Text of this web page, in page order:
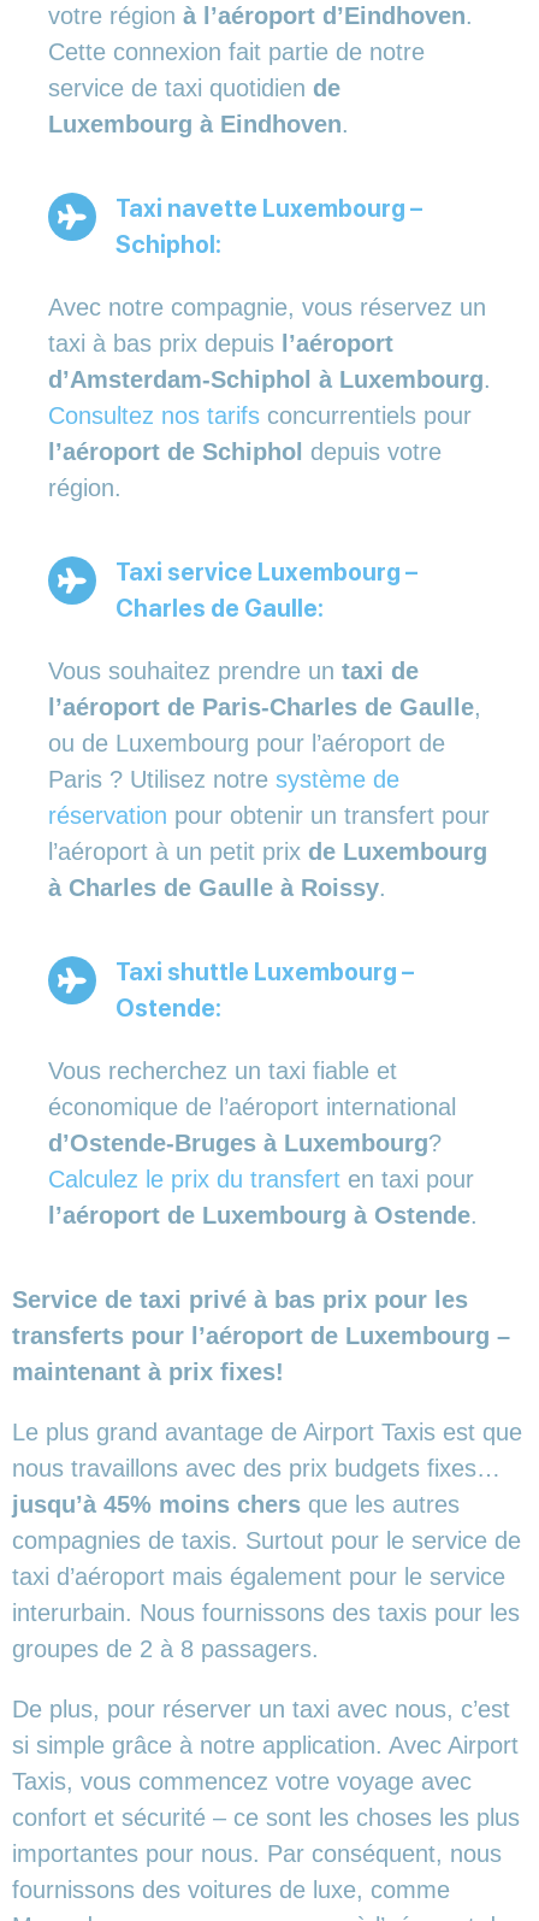
votre région à l’aéroport d’Eindhoven.
Cette connexion fait partie de notre
service de taxi quotidien de
Luxembourg à Eindhoven.
Taxi navette Luxembourg –
Schiphol:
Avec notre compagnie, vous réservez un
taxi à bas prix depuis l’aéroport
d’Amsterdam-Schiphol à Luxembourg.
Consultez nos tarifs concurrentiels pour
l’aéroport de Schiphol depuis votre
région.
Taxi service Luxembourg –
Charles de Gaulle:
Vous souhaitez prendre un taxi de
l’aéroport de Paris-Charles de Gaulle,
ou de Luxembourg pour l’aéroport de
Paris ? Utilisez notre système de
réservation pour obtenir un transfert pour
l’aéroport à un petit prix de Luxembourg
à Charles de Gaulle à Roissy.
Taxi shuttle Luxembourg –
Ostende:
Vous recherchez un taxi fiable et
économique de l’aéroport international
d’Ostende-Bruges à Luxembourg?
Calculez le prix du transfert en taxi pour
l’aéroport de Luxembourg à Ostende.
Service de taxi privé à bas prix pour les
transferts pour l’aéroport de Luxembourg –
maintenant à prix fixes!
Le plus grand avantage de Airport Taxis est que
nous travaillons avec des prix budgets fixes…
jusqu’à 45% moins chers que les autres
compagnies de taxis. Surtout pour le service de
taxi d’aéroport mais également pour le service
interurbain. Nous fournissons des taxis pour les
groupes de 2 à 8 passagers.
De plus, pour réserver un taxi avec nous, c’est
si simple grâce à notre application. Avec Airport
Taxis, vous commencez votre voyage avec
confort et sécurité – ce sont les choses les plus
importantes pour nous. Par conséquent, nous
fournissons des voitures de luxe, comme